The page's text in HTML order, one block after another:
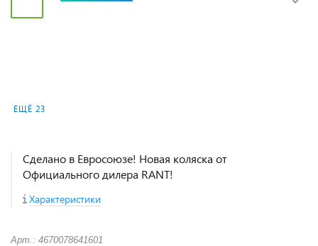
ЕЩЁ 23
Сделано в Евросоюзе! Новая коляска от
Официального дилера RANT!
Характеристики
Арт.: 4670078641601